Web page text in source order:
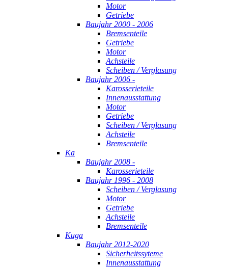
Motor
Getriebe
Baujahr 2000 - 2006
Bremsenteile
Getriebe
Motor
Achsteile
Scheiben / Verglasung
Baujahr 2006 -
Karosserieteile
Innenausstattung
Motor
Getriebe
Scheiben / Verglasung
Achsteile
Bremsenteile
Ka
Baujahr 2008 -
Karosserieteile
Baujahr 1996 - 2008
Scheiben / Verglasung
Motor
Getriebe
Achsteile
Bremsenteile
Kuga
Baujahr 2012-2020
Sicherheitssyteme
Innenausstattung